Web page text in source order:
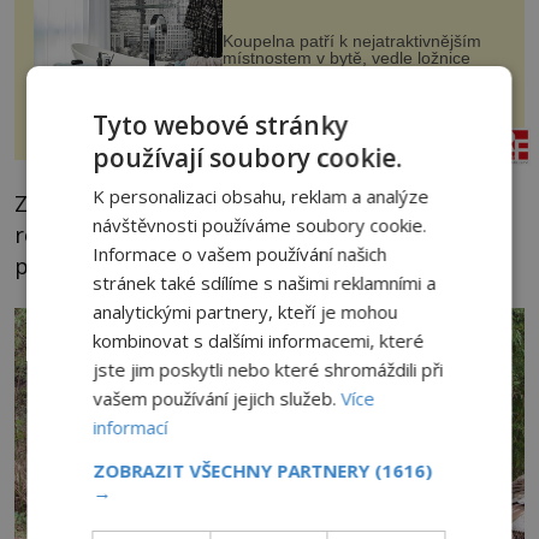
Koupelna patří k nejatraktivnějším
místnostem v bytě, vedle ložnice
mohou jako mávnutím kouzelného
proutku...
rezidenceonline.cz
Zatímco nejstarší evropské megality jsou až z
roku 4000 před Kristem, v Koreji se jejich
počátek datuje k roku 1000 př. n. l.
Tyto webové stránky
používají soubory cookie.
K personalizaci obsahu, reklam a analýze
návštěvnosti používáme soubory cookie.
Informace o vašem používání našich
stránek také sdílíme s našimi reklamními a
analytickými partnery, kteří je mohou
kombinovat s dalšími informacemi, které
jste jim poskytli nebo které shromáždili při
vašem používání jejich služeb.Více
informací
ZOBRAZIT VŠECHNY PARTNERY (1616)
→